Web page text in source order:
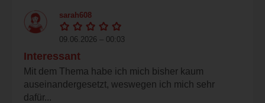
sarah608
09.06.2026 – 00:03
Interessant
Mit dem Thema habe ich mich bisher kaum
auseinandergesetzt, weswegen ich mich sehr
dafür...